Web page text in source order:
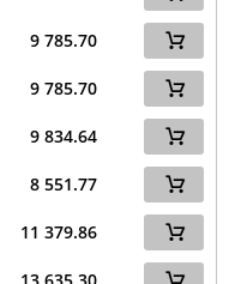
9 785.70
9 785.70
9 834.64
8 551.77
11 379.86